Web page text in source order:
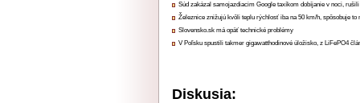
Súd zakázal samojazdiacim Google taxíkom dobíjanie v noci,
Železnice znižujú kvôli teplu rýchlosť iba na 50 km/h, spôsobuje to
Slovensko.sk má opäť technické problémy
V Poľsku spustili takmer gigawatthodinové úložisko, z LiFePO4
Diskusia: